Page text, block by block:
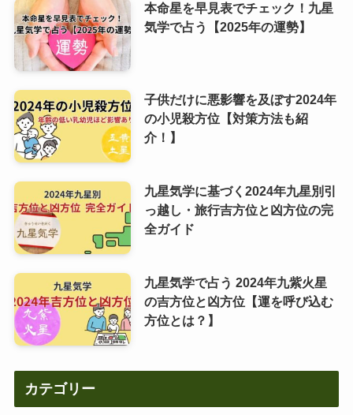
本命星を早見表でチェック！九星
気学で占う【2025年の運勢】
子供だけに悪影響を及ぼす2024年
の小児殺方位【対策方法も紹
介！】
九星気学に基づく2024年九星別引
っ越し・旅行吉方位と凶方位の完
全ガイド
九星気学で占う 2024年九紫火星
の吉方位と凶方位【運を呼び込む
方位とは？】
カテゴリー